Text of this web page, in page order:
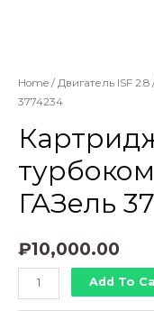
Home / Двигатель ISF 2.8
3774234
ГАЗель
₽10,000.00
Картридж
турбокомпрессора
Add To